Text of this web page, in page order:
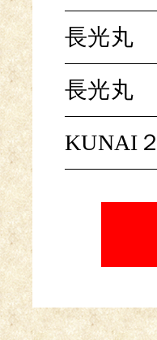
長光丸
長光丸
KUNAI２